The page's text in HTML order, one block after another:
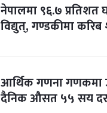
नेपालमा ९६.७ प्रतिशत
विद्युत्, गण्डकीमा
आर्थिक गणना गणकमा
दैनिक औसत ५५ सय